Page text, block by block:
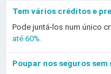
Tem vários créditos e
Pode juntá-los num único
até 60%.
Poupar nos seguros